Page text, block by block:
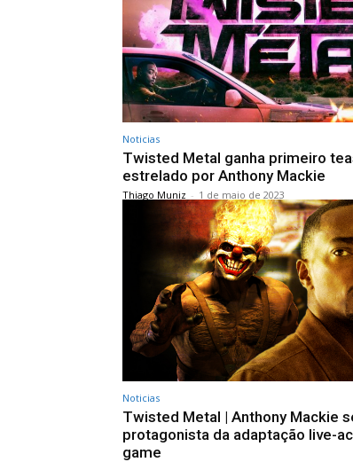
Noticias
Twisted Metal ganha primeiro
estrelado por Anthony Mackie
Thiago Muniz - 1 de maio de 2023
Noticias
Twisted Metal | Anthony Mackie
protagonista da adaptação live-
game